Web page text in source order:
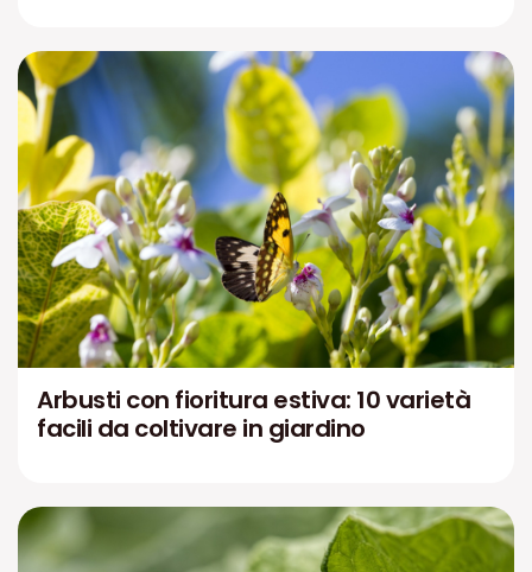
Arbusti con fioritura estiva: 10 varietà
facili da coltivare in giardino